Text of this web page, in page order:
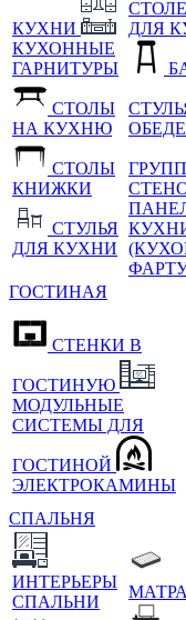
КУХНИ
КУХОННЫЕ
ГАРНИТУРЫ
СТОЛЫ
НА КУХНЮ
СТОЛЫ
КНИЖКИ
СТУЛЬЯ
ДЛЯ КУХНИ
ДЛЯ
ГОСТИНАЯ
СТЕНКИ В
ГОСТИНУЮ
МОДУЛЬНЫЕ
СИСТЕМЫ ДЛЯ
ГОСТИНОЙ
ЭЛЕКТРОКАМИНЫ
СПАЛЬНЯ
ИНТЕРЬЕРЫ
СПАЛЬНИ